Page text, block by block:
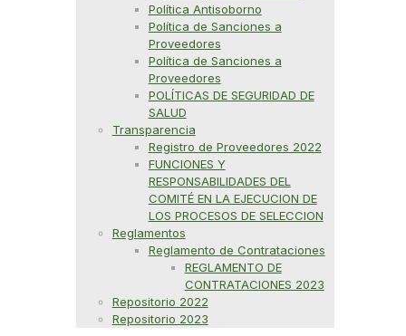
Política Antisoborno
Política de Sanciones a
Proveedores
Política de Sanciones a
Proveedores
POLÍTICAS DE SEGURIDAD DE
SALUD
Transparencia
Registro de Proveedores 2022
FUNCIONES Y
RESPONSABILIDADES DEL
COMITÉ EN LA EJECUCION DE
LOS PROCESOS DE SELECCION
Reglamentos
Reglamento de Contrataciones
REGLAMENTO DE
CONTRATACIONES 2023
Repositorio 2022
Repositorio 2023